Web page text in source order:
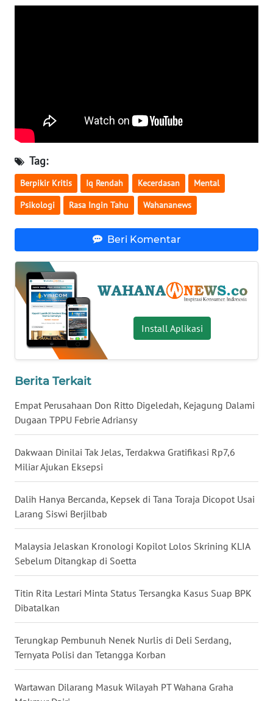
Tag:
Berpikir Kritis Iq Rendah Kecerdasan Mental
Psikologi Rasa Ingin Tahu Wahananews
Beri Komentar
Install Aplikasi
Berita Terkait
Empat Perusahaan Don Ritto Digeledah, Kejagung Dalami
Dugaan TPPU Febrie Adriansy
Dakwaan Dinilai Tak Jelas, Terdakwa Gratifikasi Rp7,6
Miliar Ajukan Eksepsi
Dalih Hanya Bercanda, Kepsek di Tana Toraja Dicopot Usai
Larang Siswi Berjilbab
Malaysia Jelaskan Kronologi Kopilot Lolos Skrining KLIA
Sebelum Ditangkap di Soetta
Titin Rita Lestari Minta Status Tersangka Kasus Suap BPK
Dibatalkan
Terungkap Pembunuh Nenek Nurlis di Deli Serdang,
Ternyata Polisi dan Tetangga Korban
Wartawan Dilarang Masuk Wilayah PT Wahana Graha
WN
RIAU
WN
SERAMBI
WN
SULTRA
WN
WN
SULBAR
BABEL
SUMBAR
SUMSEL
BENGKULU
WN
LAMPUNG
WN
JATENG